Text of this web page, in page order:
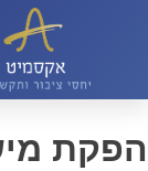
הפקת